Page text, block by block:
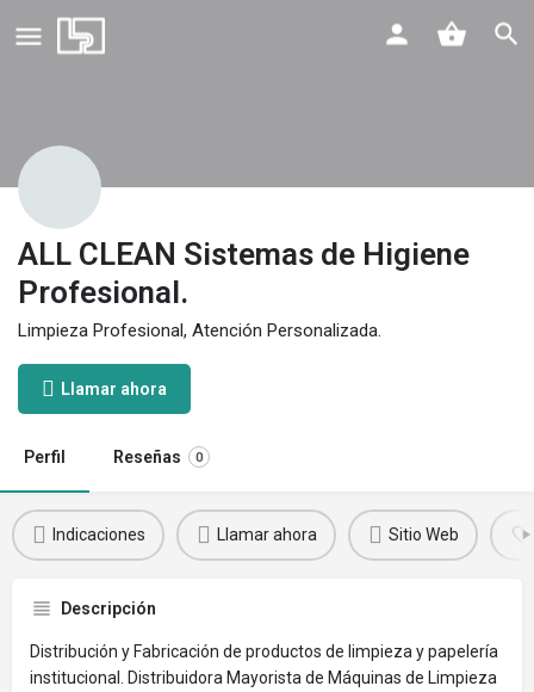
ALL CLEAN Sistemas de Higiene
Profesional.
Limpieza Profesional, Atención Personalizada.
Llamar ahora
Perfil Reseñas 0
Indicaciones Llamar ahora Sitio Web
Descripción
Distribución y Fabricación de productos de limpieza y papelería
institucional. Distribuidora Mayorista de Máquinas de Limpieza